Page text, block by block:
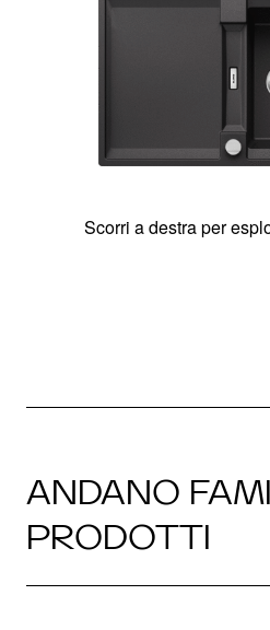
Scorri a destra per
ANDANO
PRODOTTI